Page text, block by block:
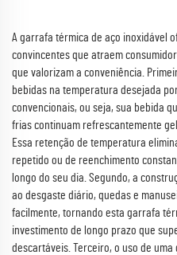
A garrafa térmica de aço inoxidável
convincentes que atraem
que valorizam a conveniência.
bebidas na temperatura desejada
convencionais, ou seja, sua bebida
frias continuam refrescantemente
Essa retenção de temperatura
repetido ou de reenchimento
longo do seu dia. Segundo, a
ao desgaste diário, quedas e
facilmente, tornando esta garrafa
investimento de longo prazo que
descartáveis. Terceiro, o uso de